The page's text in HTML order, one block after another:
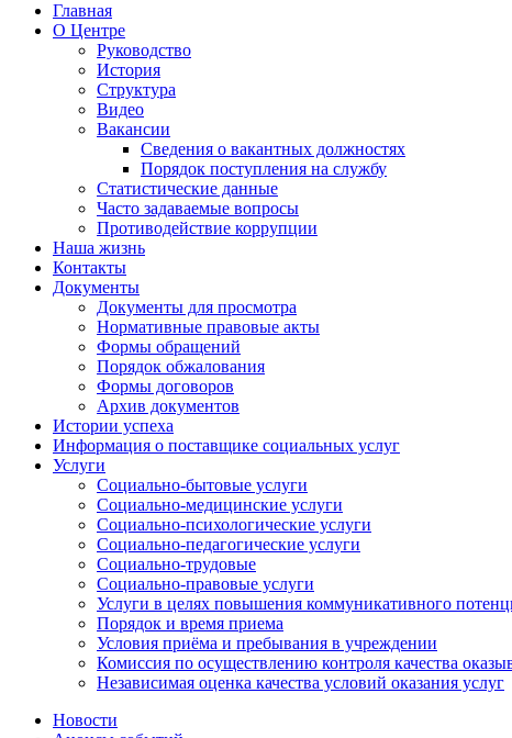
Главная
О Центре
Руководство
История
Структура
Видео
Вакансии
Сведения о вакантных должностях
Порядок поступления на службу
Статистические данные
Часто задаваемые вопросы
Противодействие коррупции
Наша жизнь
Контакты
Документы
Документы для просмотра
Нормативные правовые акты
Формы обращений
Порядок обжалования
Формы договоров
Архив документов
Истории успеха
Информация о поставщике социальных услуг
Услуги
Социально-бытовые услуги
Социально-медицинские услуги
Социально-психологические услуги
Социально-педагогические услуги
Социально-трудовые
Социально-правовые услуги
Услуги в целях повышения коммуникативного
Порядок и время приема
Условия приёма и пребывания в учреждении
Комиссия по осуществлению контроля качества
Независимая оценка качества условий оказания услуг
Новости